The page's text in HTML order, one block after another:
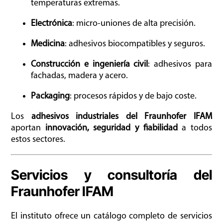
temperaturas extremas.
Electrónica: micro-uniones de alta precisión.
Medicina: adhesivos biocompatibles y seguros.
Construcción e ingeniería civil: adhesivos para
fachadas, madera y acero.
Packaging: procesos rápidos y de bajo coste.
Los adhesivos industriales del Fraunhofer IFAM
aportan innovación, seguridad y fiabilidada todos
estos sectores.
Servicios y consultoría del
Fraunhofer IFAM
El instituto ofrece un catálogo completo de servicios